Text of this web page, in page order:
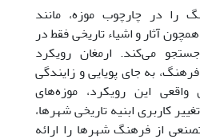
را در چارچوب موزه، مانند
آثار و اشیاء تاریخی فقط در
می‌کند. ارمغان رویکرد
به جای پویایی و زایندگی
این رویکرد، موزه‌های
کاربری ابنیه تاریخی شهرها،
از فرهنگ شهرها را ارائه